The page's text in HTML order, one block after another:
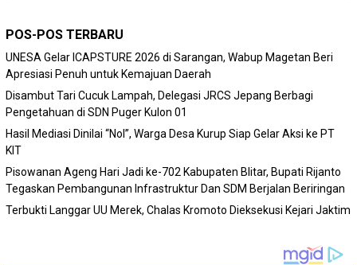
POS-POS TERBARU
‎UNESA Gelar ICAPSTURE 2026 di Sarangan, Wabup Magetan Beri
Apresiasi Penuh untuk Kemajuan Daerah
Disambut Tari Cucuk Lampah, Delegasi JRCS Jepang Berbagi
Pengetahuan di SDN Puger Kulon 01
Hasil Mediasi Dinilai “Nol”, Warga Desa Kurup Siap Gelar Aksi ke PT
KIT
Pisowanan Ageng Hari Jadi ke-702 Kabupaten Blitar, Bupati Rijanto
Tegaskan Pembangunan Infrastruktur Dan SDM Berjalan Beriringan
Terbukti Langgar UU Merek, Chalas Kromoto Dieksekusi Kejari Jaktim